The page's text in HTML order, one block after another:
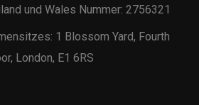
und Wales Nummer: 2756321
1 Blossom Yard, Fourth
London, E1 6RS